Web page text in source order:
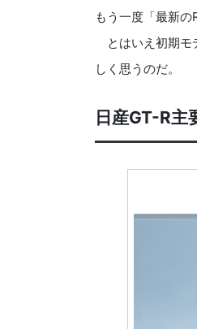
もう一度「最新
とはいえ初期モ
しく思うのだ。
日産GT-R主